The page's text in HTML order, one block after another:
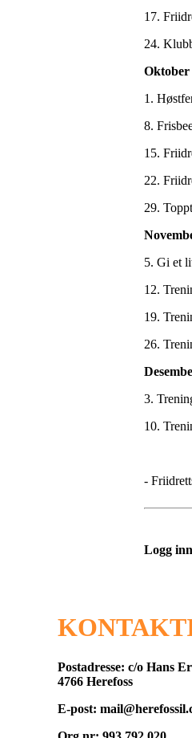
17.
24.
Oktober
1.
8.
15.
22.
29.
5. Gi et
12.
19.
26.
3.
10.
-
Logg
Postadresse: c/o Hans
4766 Herefoss
E-post: